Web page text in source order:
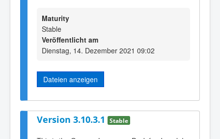
Maturity
Stable
Veröffentlicht am
Dienstag, 14. Dezember 2021 09:02
Dateien anzeigen
Version 3.10.3.1 Stable